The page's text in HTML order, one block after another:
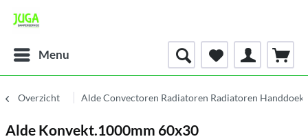
Menu
Overzicht Alde Convectoren Radiatoren Radiatoren
Alde Konvekt.1000mm 60x30